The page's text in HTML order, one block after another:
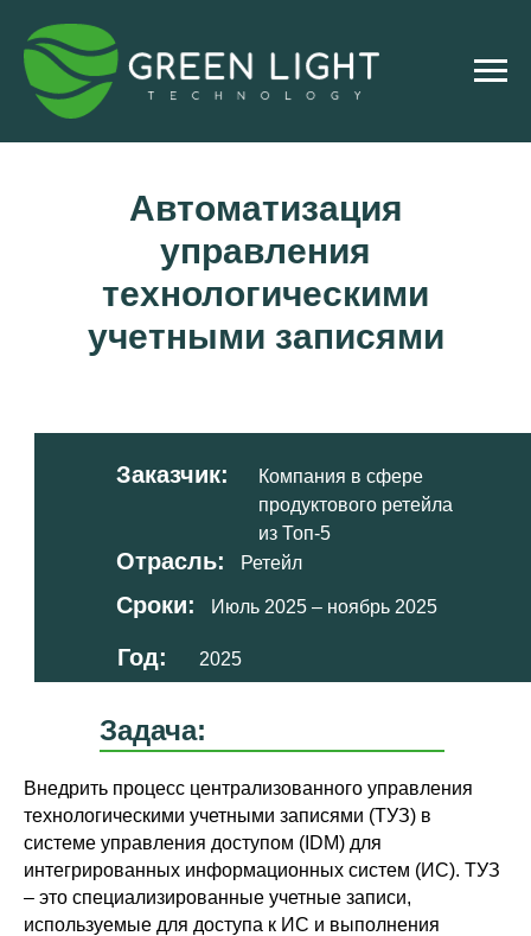
Автоматизация
управления
технологическими
учетными записями
Заказчик:
Компания в сфере
продуктового ретейла
из Топ-5
Отрасль: Ретейл
Июль 2025 – ноябрь 2025
Сроки:
2025
Год:
Задача:
Внедрить процесс централизованного управления
технологическими учетными записями (ТУЗ) в
системе управления доступом (IDM) для
интегрированных информационных систем (ИС). ТУЗ
– это специализированные учетные записи,
используемые для доступа к ИС и выполнения